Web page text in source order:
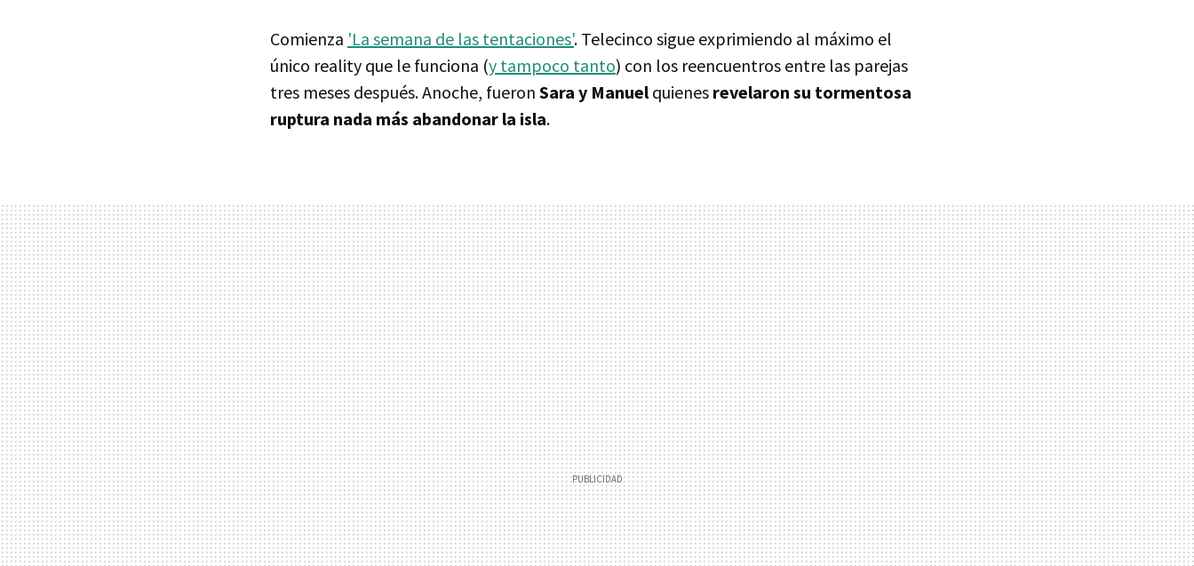
Comienza 'La semana de las tentaciones'. Telecinco sigue exprimiendo al máximo el
único reality que le funciona (y tampoco tanto) con los reencuentros entre las parejas
tres meses después. Anoche, fueron Sara y Manuelquienes revelaron su tormentosa
ruptura nada más abandonar la isla.